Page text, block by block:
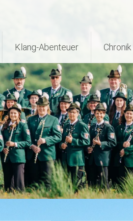
Klang-Abenteuer Chronik